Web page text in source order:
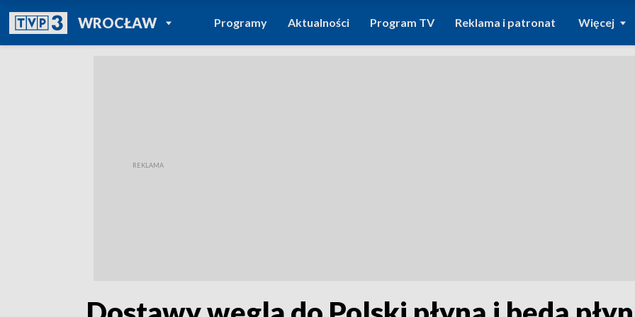
WROCŁAWPOWRÓT DO
TVP REGIONY
Programy Aktualności Program TV Reklama i patronat Więcej